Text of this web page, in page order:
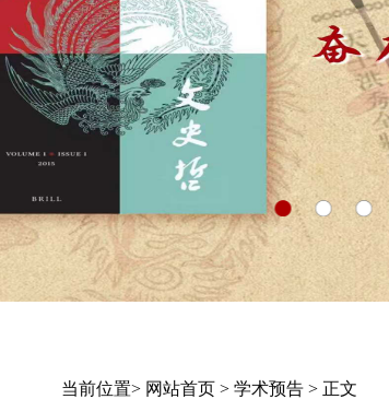
当前位置> 网站首页 > 学术预告 > 正文